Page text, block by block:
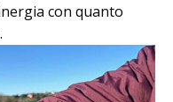
con quanto